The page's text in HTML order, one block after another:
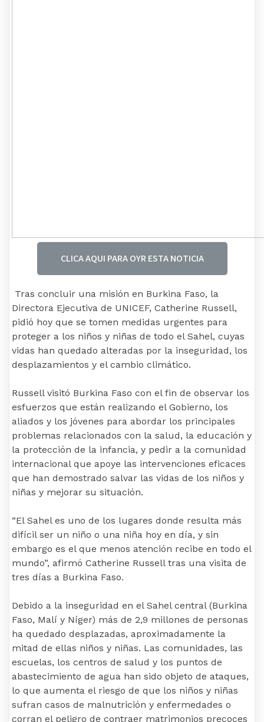
CLICA AQUI PARA OYR ESTA NOTICIA
Tras concluir una misión en Burkina Faso, la
Directora Ejecutiva de UNICEF, Catherine Russell,
pidió hoy que se tomen medidas urgentes para
proteger a los niños y niñas de todo el Sahel, cuyas
vidas han quedado alteradas por la inseguridad, los
desplazamientos y el cambio climático.
Russell visitó Burkina Faso con el fin de observar los
esfuerzos que están realizando el Gobierno, los
aliados y los jóvenes para abordar los principales
problemas relacionados con la salud, la educación y
la protección de la infancia, y pedir a la comunidad
internacional que apoye las intervenciones eficaces
que han demostrado salvar las vidas de los niños y
niñas y mejorar su situación.
“El Sahel es uno de los lugares donde resulta más
difícil ser un niño o una niña hoy en día, y sin
embargo es el que menos atención recibe en todo el
mundo”, afirmó Catherine Russell tras una visita de
tres días a Burkina Faso.
Debido a la inseguridad en el Sahel central (Burkina
Faso, Malí y Níger) más de 2,9 millones de personas
ha quedado desplazadas, aproximadamente la
mitad de ellas niños y niñas. Las comunidades, las
escuelas, los centros de salud y los puntos de
abastecimiento de agua han sido objeto de ataques,
lo que aumenta el riesgo de que los niños y niñas
sufran casos de malnutrición y enfermedades o
corran el peligro de contraer matrimonios precoces